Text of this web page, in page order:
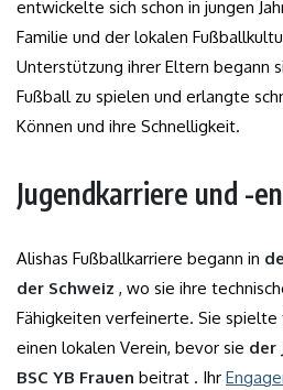
entwickelte sich schon in jungen
Familie und der lokalen
Unterstützung ihrer Eltern begann
Fußball zu spielen und erlangte
Können und ihre Schnelligkeit.
Jugendkarriere und -
Alishas Fußballkarriere begann in
der Schweiz , wo sie ihre
Fähigkeiten verfeinerte. Sie spielte
einen lokalen Verein, bevor sie der
BSC YB Frauen beitrat . Ihr